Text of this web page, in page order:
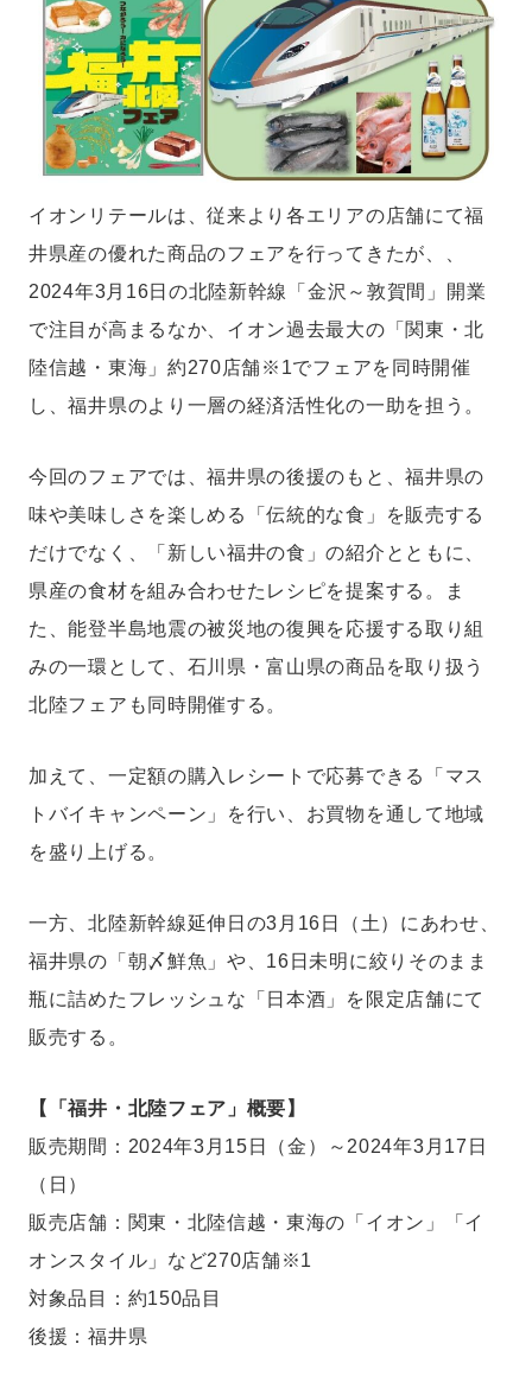
イオンリテールは、従来より各エリアの店舗にて福
井県産の優れた商品のフェアを行ってきたが、、
2024年3月16日の北陸新幹線「金沢～敦賀間」開業
で注目が高まるなか、イオン過去最大の「関東・北
陸信越・東海」約270店舗※1でフェアを同時開催
し、福井県のより一層の経済活性化の一助を担う。
今回のフェアでは、福井県の後援のもと、福井県の
味や美味しさを楽しめる「伝統的な食」を販売する
だけでなく、「新しい福井の食」の紹介とともに、
県産の食材を組み合わせたレシピを提案する。ま
た、能登半島地震の被災地の復興を応援する取り組
みの一環として、石川県・富山県の商品を取り扱う
北陸フェアも同時開催する。
加えて、一定額の購入レシートで応募できる「マス
トバイキャンペーン」を行い、お買物を通して地域
を盛り上げる。
一方、北陸新幹線延伸日の3月16日（土）にあわせ、
福井県の「朝〆鮮魚」や、16日未明に絞りそのまま
瓶に詰めたフレッシュな「日本酒」を限定店舗にて
販売する。
【「福井・北陸フェア」概要】
販売期間：2024年3月15日（金）～2024年3月17日
（日）
販売店舗：関東・北陸信越・東海の「イオン」「イ
オンスタイル」など270店舗※1
対象品目：約150品目
後援：福井県